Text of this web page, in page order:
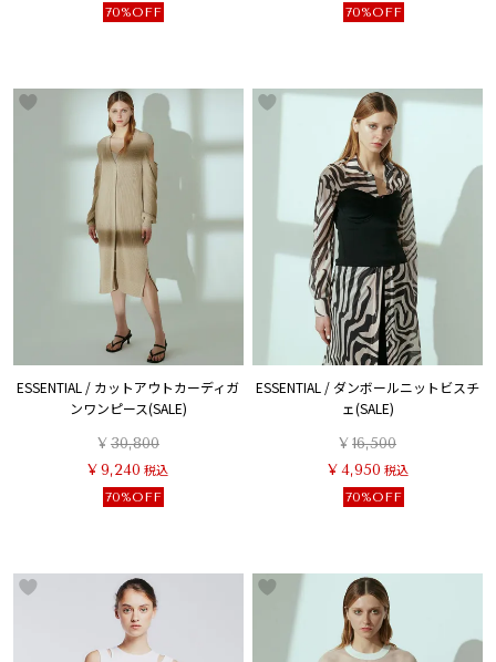
70%OFF 70%OFF
ESSENTIAL / カットアウトカーディガ
ンワンピース(SALE)
¥30,800
¥ 9,240 税込
70%OFF
ESSENTIAL / ダンボールニットビスチ
ェ(SALE)
¥16,500
¥ 4,950 税込
70%OFF